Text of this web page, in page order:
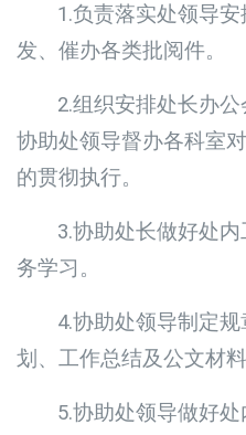
1.负责落实处领导
发、催办各类批阅件。
2.组织安排处长办
协助处领导督办各科室
的贯彻执行。
3.协助处长做好处
务学习。
4.协助处领导制定
划、工作总结及公文材料
5.协助处领导做好